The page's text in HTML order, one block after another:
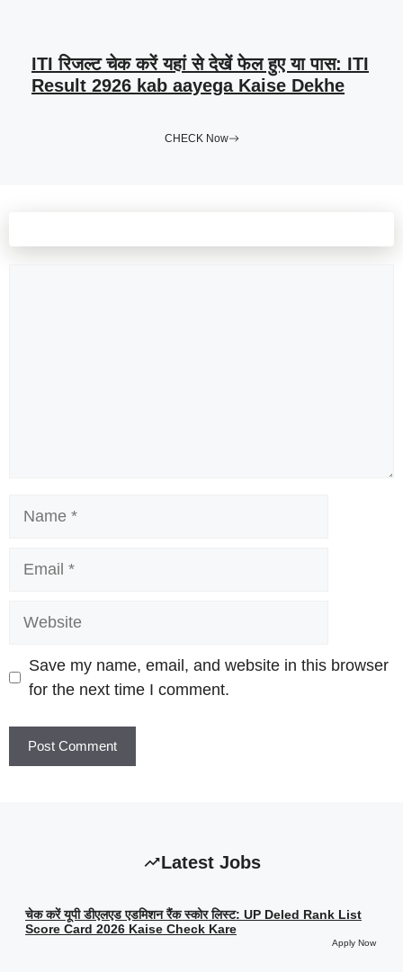
ITI रिजल्ट चेक करें यहां से देखें फेल हुए या पास: ITI
Result 2926 kab aayega Kaise Dekhe
CHECK Now
Save my name, email, and website in this browser
for the next time I comment.
Latest Jobs
चेक करें यूपी डीएलएड एडमिशन रैंक स्कोर लिस्ट: UP Deled Rank List
Score Card 2026 Kaise Check Kare
Apply Now